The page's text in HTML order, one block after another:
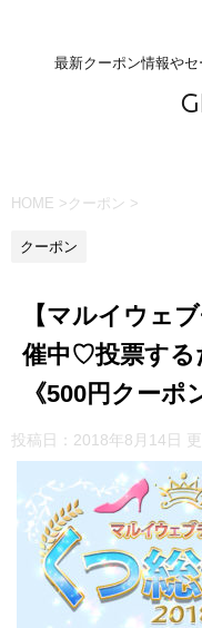
最新クーポン情報や
HOME > クーポン >
クーポン
【マルイウェ
催中♡投票する
《500円クー
投稿日：2018年8月14日 更